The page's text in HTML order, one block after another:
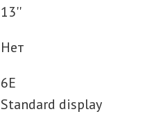
13''
Нет
6E
Standard display